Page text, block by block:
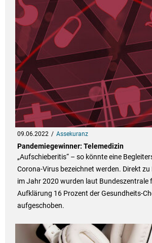
09.06.2022 Assekuranz
Pandemiegewinner: Telemedizin
„Aufschieberitis“ – so könnte eine
Corona-Virus bezeichnet werden. Direkt
im Jahr 2020 wurden laut Bundeszentrale
Aufklärung 16 Prozent der Gesundheits-
aufgeschoben.